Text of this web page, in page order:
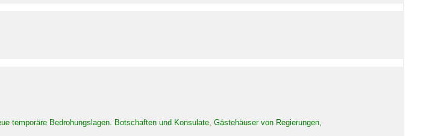
temporäre Bedrohungslagen. Botschaften und Konsulate, Gästehäuser von Regierungen,